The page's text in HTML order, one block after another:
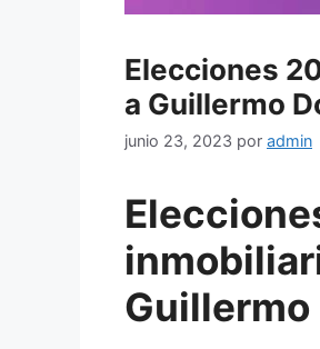
Elecciones
a Guillermo
junio 23, 2023 por admin
Guillermo